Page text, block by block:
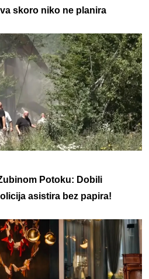
skoro niko ne planira
Potoku: Dobili
asistira bez papira!